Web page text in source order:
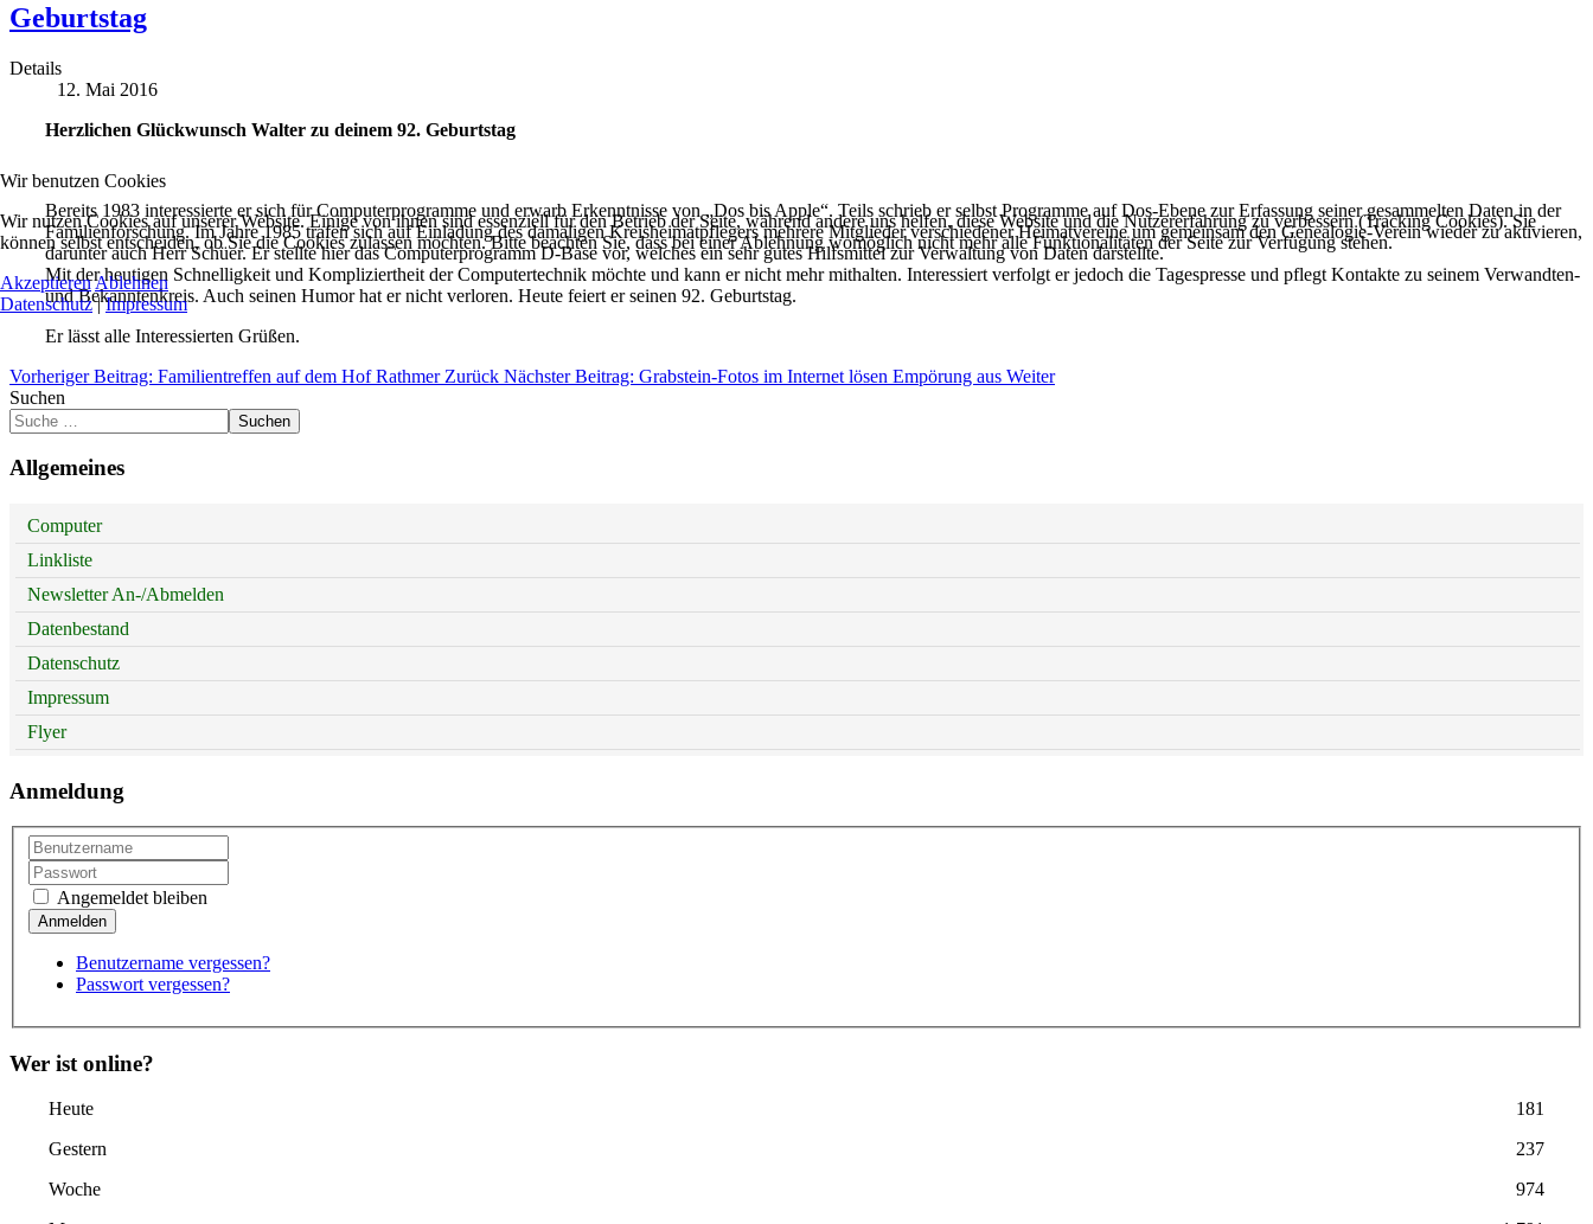
Geburtstag
Details
12. Mai 2016
Herzlichen Glückwunsch Walter zu deinem 92. Geburtstag
Bereits 1983 interessierte er sich für Computerprogramme und erwarb Erkenntnisse von „Dos bis Apple“. Teils schrieb er selbst Programme auf Dos-Ebene zur Erfassung seiner gesammelten Daten in der
Familienforschung. Im Jahre 1985 trafen sich auf Einladung des damaligen Kreisheimatpflegers mehrere Mitglieder verschiedener Heimatvereine um gemeinsam den Genealogie-Verein wieder zu aktivieren,
darunter auch Herr Schüer. Er stellte hier das Computerprogramm D-Base vor, welches ein sehr gutes Hilfsmittel zur Verwaltung von Daten darstellte.
Mit der heutigen Schnelligkeit und Kompliziertheit der Computertechnik möchte und kann er nicht mehr mithalten. Interessiert verfolgt er jedoch die Tagespresse und pflegt Kontakte zu seinem Verwandten-
und Bekanntenkreis. Auch seinen Humor hat er nicht verloren. Heute feiert er seinen 92. Geburtstag.
Er lässt alle Interessierten Grüßen.
Vorheriger Beitrag: Familientreffen auf dem Hof Rathmer Zurück Nächster Beitrag: Grabstein-Fotos im Internet lösen Empörung aus Weiter
Suchen
Suchen
Allgemeines
Computer
Linkliste
Newsletter An-/Abmelden
Datenbestand
Datenschutz
Impressum
Flyer
Anmeldung
Angemeldet bleiben
Benutzername vergessen?
Passwort vergessen?
Wer ist online?
Heute
181
Gestern
237
Woche
974
Wir benutzen Cookies
Wir nutzen Cookies auf unserer Website. Einige von ihnen sind essenziell für den Betrieb der Seite, während andere uns helfen, diese Website und die Nutzererfahrung zu verbessern (Tracking Cookies). Sie
können selbst entscheiden, ob Sie die Cookies zulassen möchten. Bitte beachten Sie, dass bei einer Ablehnung womöglich nicht mehr alle Funktionalitäten der Seite zur Verfügung stehen.
AkzeptierenAblehnen
Datenschutz|Impressum